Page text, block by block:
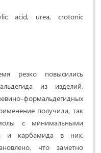
acid, urea, crotonic
резко повысились
из изделий,
формальдегидных
получили, так
с минимальными
и карбамида в них.
что заметно